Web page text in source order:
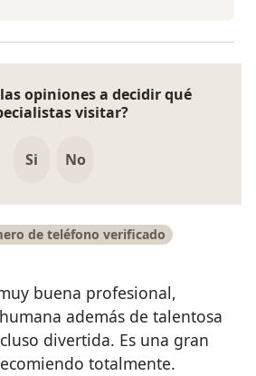
opiniones a decidir qué
visitar?
Si No
de teléfono verificado
buena profesional,
además de talentosa
divertida. Es una gran
totalmente.